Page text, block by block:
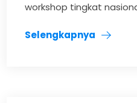
workshop tingkat
Selengkapnya